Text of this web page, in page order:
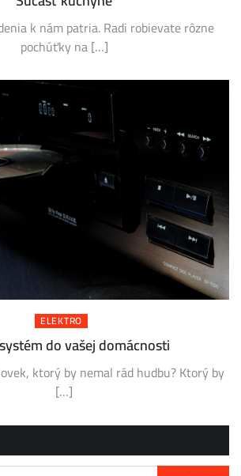
k nám patria. Radi robievate rôzne
pochúťky na […]
ELEKTRO
do vašej domácnosti
ktorý by nemal rád hudbu? Ktorý by
[…]